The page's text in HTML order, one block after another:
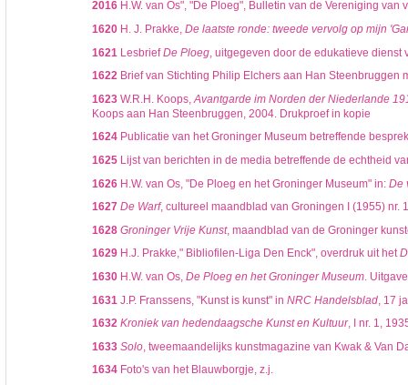
2016H.W. van Os", "De Ploeg", Bulletin van de Vereniging van
1620H. J. Prakke, De laatste ronde: tweede vervolg op mijn
1621 LesbriefDe Ploeg, uitgegeven door de edukatieve dienst
1622Brief van Stichting Philip Elchers aan Han Steenbruggen
1623W.R.H. Koops,Avantgarde im Norden der Niederlande
Koops aan Han Steenbruggen, 2004. Drukproef in kopie
1624Publicatie van het Groninger Museum betreffende
1625Lijst van berichten in de media betreffende de echtheid
1626H.W. van Os, "De Ploeg en het Groninger Museum" in: De
1627 De Warf, cultureel maandblad van Groningen I (1955) nr. 1
1628 Groninger Vrije Kunst, maandblad van de Groninger
1629H.J. Prakke," Bibliofilen-Liga Den Enck", overdruk uit het
1630H.W. van Os, De Ploeg en het Groninger Museum.
1631 J.P. Franssens, "Kunst is kunst" in NRC Handelsblad, 17
1632 Kroniek van hedendaagsche Kunst en Kultuur, I nr. 1,
1633 Solo, tweemaandelijks kunstmagazine van Kwak & Van
1634Foto's van het Blauwborgje, z.j.